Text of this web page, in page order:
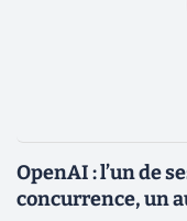
OpenAI : l’un de
concurrence, un